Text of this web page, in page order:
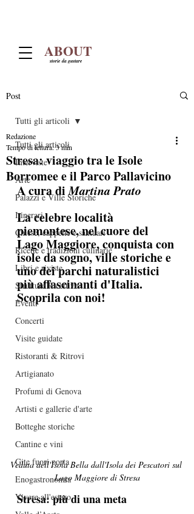
ABOUT
storie da gustare
Post
Tutti gli articoli
Interviste
Arte
Palazzi e Ville Storiche
Itinerari
Chiese, cappelle e santuari
Ricette e tradizioni culinarie
Libri e riviste
Strutture Ricettive
Eventi
Concerti
Visite guidate
Ristoranti & Ritrovi
Artigianato
Profumi di Genova
Artisti e gallerie d'arte
Botteghe storiche
Cantine e vini
Gite fuori porta
Enogastronomia
Vivere all'estero
Tutti gli articoli
Stresa: viaggio tra le Isole
Borromee e il Parco Pallavicino
Redazione
Tempo di lettura: 3 min
A cura di Martina Prato
La celebre località
piemontese, nel cuore del
Lago Maggiore, conquista con
isole da sogno, ville storiche e
uno dei parchi naturalistici
più affascinanti d'Italia.
Scoprila con noi!
Veduta dell'Isola Bella dall'Isola dei Pescatori sul
Lago Maggiore di Stresa
Stresa: più di una meta